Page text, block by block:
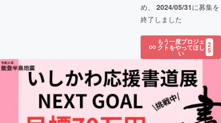
め、 2024/05/31に募集を
終了しました
もう一度プロジェ
クトをやってほし
い
2
5